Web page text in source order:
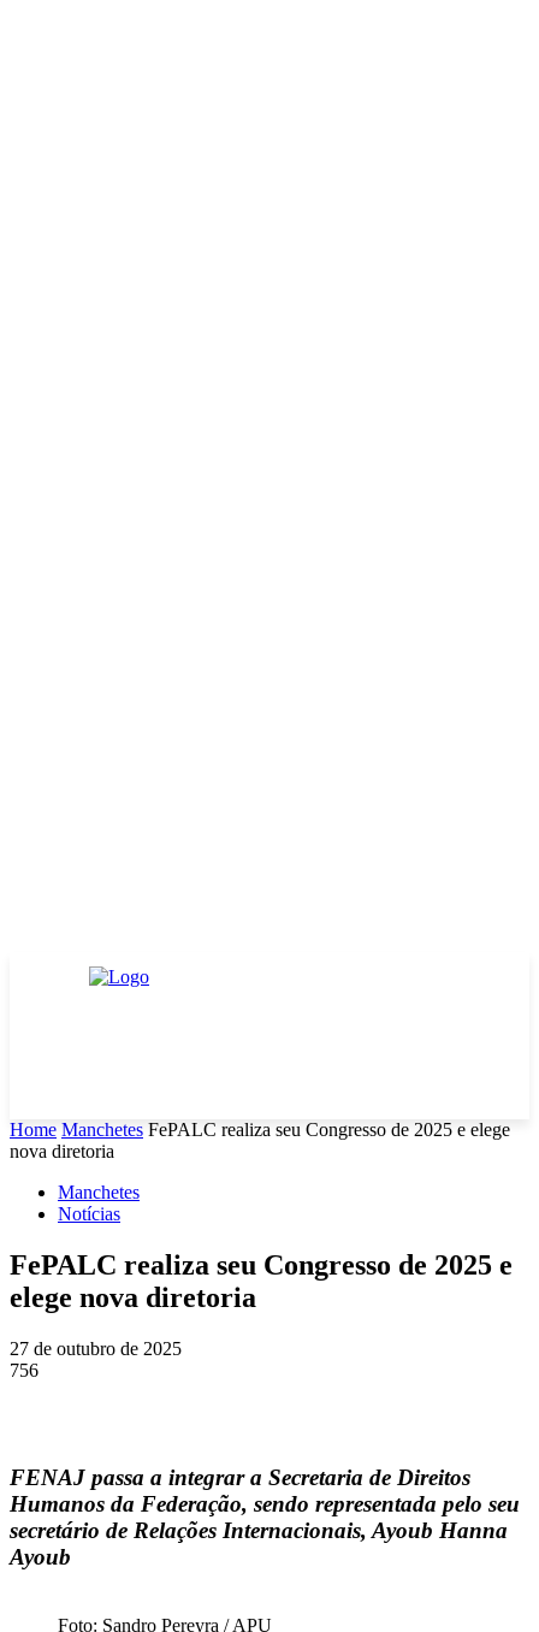
Home Manchetes FePALC realiza seu Congresso de 2025 e elege
nova diretoria
Manchetes
Notícias
FePALC realiza seu Congresso de 2025 e
elege nova diretoria
27 de outubro de 2025
756
FENAJ passa a integrar a Secretaria de Direitos
Humanos da Federação, sendo representada pelo seu
secretário de Relações Internacionais, Ayoub Hanna
Ayoub
Foto: Sandro Pereyra / APU